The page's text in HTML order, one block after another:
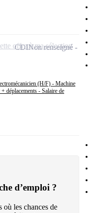
(H/F) - Machine
déplacements - Salaire de
CDINon renseigné
offre à ma sélection
d’emploi ?
les chances de